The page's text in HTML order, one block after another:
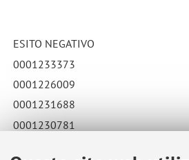
ESITO NEGATIVO
0001233373
0001226009
0001231688
0001230781